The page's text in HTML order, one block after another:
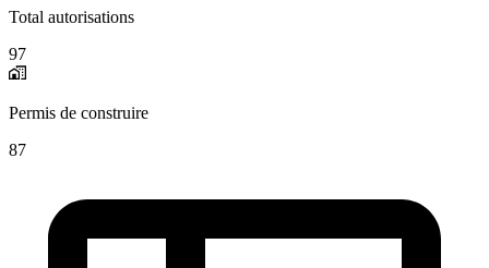
Total autorisations
97
Permis de construire
87